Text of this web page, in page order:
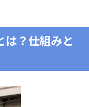
は？仕組みと